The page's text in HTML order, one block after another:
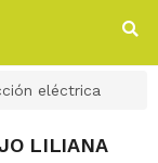
eléctrica
LILIANA